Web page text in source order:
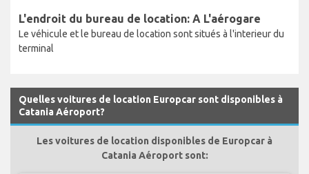
L'endroit du bureau de location: A L'aérogare
Le véhicule et le bureau de location sont situés à l'interieur du
terminal
Quelles voitures de location Europcar sont disponibles à
Catania Aéroport?
Les voitures de location disponibles de Europcar à
Catania Aéroport sont: